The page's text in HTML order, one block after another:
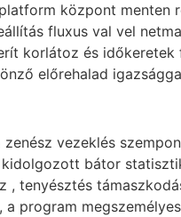
központ menten
fluxus val vel
korlátoz és időkeretek
előrehalad
vezeklés
bátor
, tenyésztés
a program